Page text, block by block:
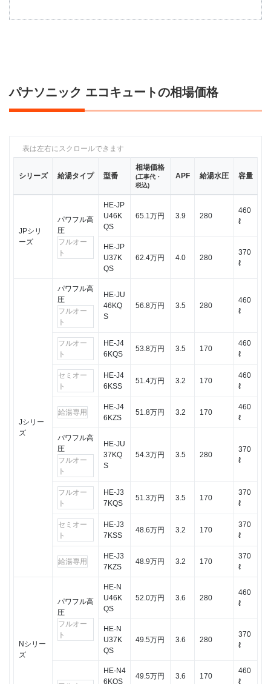
パナ
の相
格
パナ
ソニ
のエ
コキ
の取
り組
熱材
3
パワ
パナソニック エコキュートの相場価格
シリーズ 給湯タイプ 型番
相場価格
(工事代・
税込)
APF 給湯水圧 容量
JPシリ
ーズ
パワフル高
圧
フルオー
ト
HE-JP
U46K
QS
65.1万円 3.9 280
460
ℓ
HE-JP
U37K
QS
62.4万円 4.0 280
370
ℓ
Jシリー
ズ
パワフル高
圧
フルオー
ト
HE-JU
46KQ
S
56.8万円 3.5 280
460
ℓ
フルオー
ト
HE-J4
6KQS
53.8万円 3.5 170
460
ℓ
セミオー
ト
HE-J4
6KSS
51.4万円 3.2 170
460
ℓ
給湯専用
HE-J4
6KZS
51.8万円 3.2 170
460
ℓ
パワフル高
圧
フルオー
ト
HE-JU
37KQ
S
54.3万円 3.5 280
370
ℓ
フルオー
ト
HE-J3
7KQS
51.3万円 3.5 170
370
ℓ
セミオー
ト
HE-J3
7KSS
48.6万円 3.2 170
370
ℓ
給湯専用
HE-J3
7KZS
48.9万円 3.2 170
370
ℓ
Nシリー
ズ
パワフル高
圧
フルオー
ト
HE-N
U46K
QS
52.0万円 3.6 280
460
ℓ
HE-N
U37K
QS
49.5万円 3.6 280
370
ℓ
HE-N4
6KQS
49.5万円 3.6 170
460
ℓ